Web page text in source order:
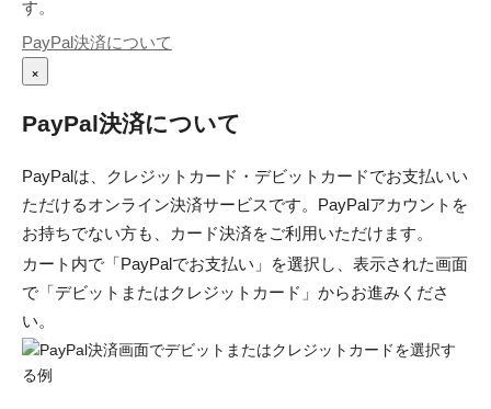
す。
PayPal決済について
×
PayPal決済について
PayPalは、クレジットカード・デビットカードでお支払いい
ただけるオンライン決済サービスです。PayPalアカウントを
お持ちでない方も、カード決済をご利用いただけます。
カート内で「PayPalでお支払い」を選択し、表示された画面
で「デビットまたはクレジットカード」からお進みくださ
い。